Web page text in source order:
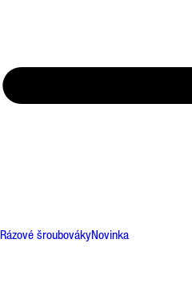
Rázové šroubovákyNovinka